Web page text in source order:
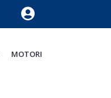
MOTORI